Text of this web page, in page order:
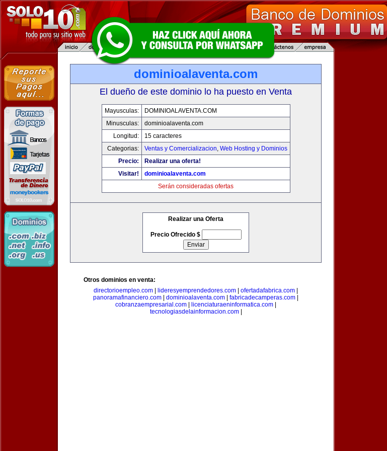
dominioalaventa.com
El dueño de este dominio lo ha puesto en Venta
Mayusculas:
DOMINIOALAVENTA.COM
Minusculas:
dominioalaventa.com
Longitud:
15 caracteres
Categorias:
Ventas y Comercializacion, Web Hosting y Dominios
Precio:
Realizar una oferta!
Visitar!
dominioalaventa.com
Serán consideradas ofertas
Realizar una Oferta
Precio Ofrecido $
Otros dominios en venta:
directorioempleo.com
lideresyemprendedores.com ofertadafabrica.com
panoramafinanciero.com
dominioalaventa.com fabricadecamperas.com
cobranzaempresarial.com
licenciaturaeninformatica.com
tecnologiasdelainformacion.com|